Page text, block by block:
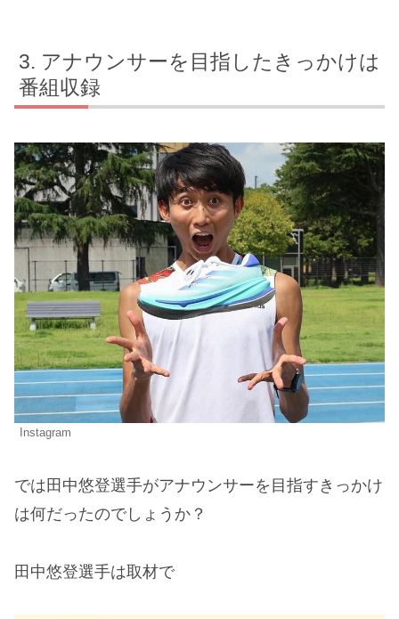
アナウンサーを目指したきっかけは
番組収録
Instagram
では田中悠登選手がアナウンサーを目指すきっかけ
は何だったのでしょうか？
田中悠登選手は取材で